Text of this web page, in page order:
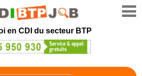
en CDI du secteur BTP